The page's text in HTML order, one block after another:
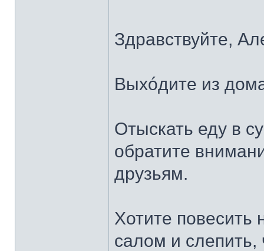
Здравствуйте,
Выхóдите из
Отыскать еду в
обратите
друзьям.
Хотите
салом и слепить,